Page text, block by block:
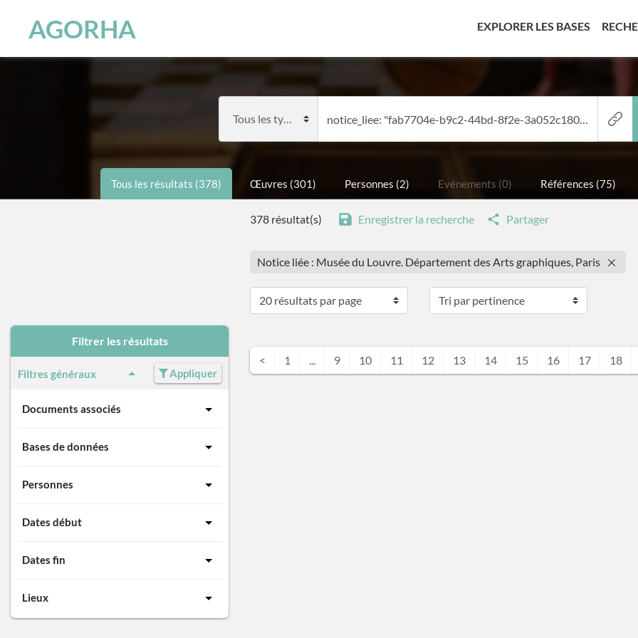
AGORHA EXPLORER LES BASES
Tous les résultats (378) Œuvres (301) Personnes (2) Evénements (0) Références (75)
378 résultat(s) Enregistrer la recherche Partager
Notice liée : Musée du Louvre. Département des Arts graphiques, Paris
Filtrer les résultats
Filtres généraux Appliquer
Documents associés
Bases de données
Personnes
Dates début
Dates fin
Lieux
< 1 ... 9 10 11 12 13 14 15 16 17 18